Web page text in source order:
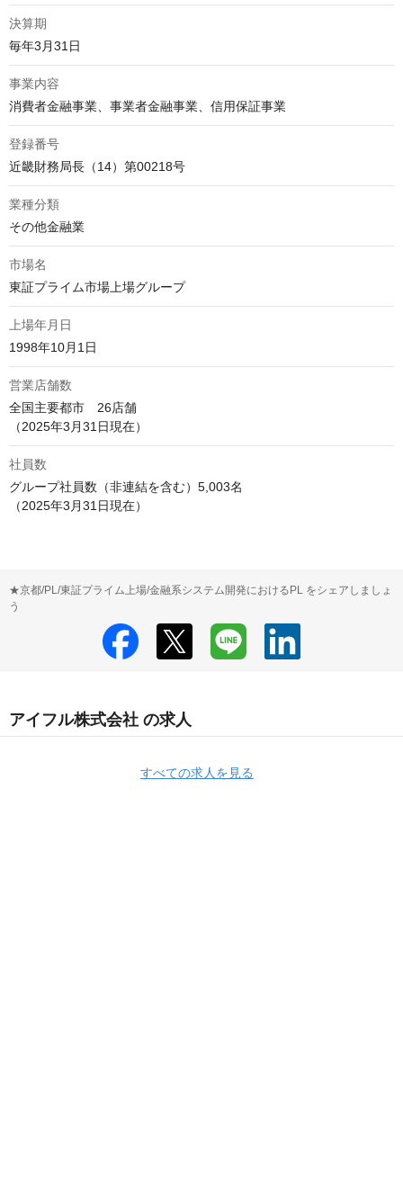
決算期
毎年3月31日
事業内容
消費者金融事業、事業者金融事業、信用保証事業
登録番号
近畿財務局長（14）第00218号
業種分類
その他金融業
市場名
東証プライム市場上場グループ
上場年月日
1998年10月1日
営業店舗数
全国主要都市　26店舗
（2025年3月31日現在）
社員数
グループ社員数（非連結を含む）5,003名
（2025年3月31日現在）
★京都/PL/東証プライム上場/金融系システム開発におけるPL をシェアしましょ
う
アイフル株式会社 の求人
すべての求人を見る